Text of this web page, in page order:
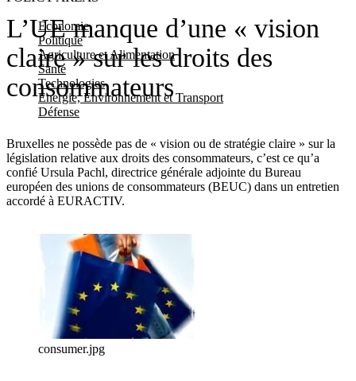
Economie
Politique
Agriculture et Alimentation
Santé
Technologies
Energie, Environnement et Transport
Défense
L’UE manque d’une « vision
claire » sur les droits des
consommateurs
Bruxelles ne possède pas de « vision ou de stratégie claire » sur la
législation relative aux droits des consommateurs, c’est ce qu’a
confié Ursula Pachl, directrice générale adjointe du Bureau
européen des unions de consommateurs (BEUC) dans un entretien
accordé à EURACTIV.
consumer.jpg